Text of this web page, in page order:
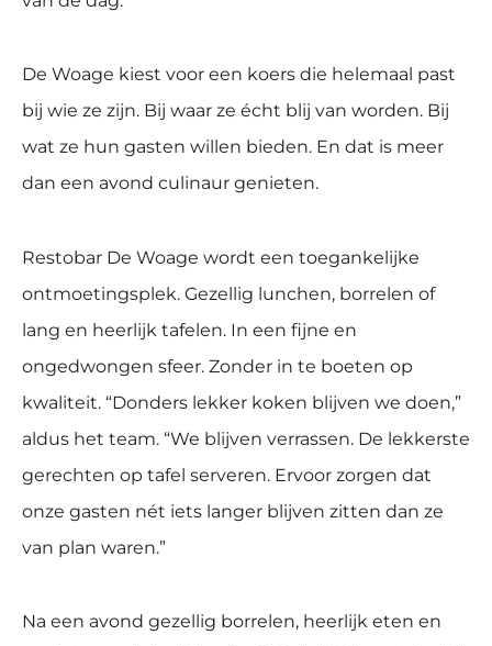
De Woage kiest voor een koers die helemaal past
bij wie ze zijn. Bij waar ze écht blij van worden. Bij
wat ze hun gasten willen bieden. En dat is meer
dan een avond culinaur genieten.
Restobar De Woage wordt een toegankelijke
ontmoetingsplek. Gezellig lunchen, borrelen of
lang en heerlijk tafelen. In een fijne en
ongedwongen sfeer. Zonder in te boeten op
kwaliteit. “Donders lekker koken blijven we doen,”
aldus het team. “We blijven verrassen. De lekkerste
gerechten op tafel serveren. Ervoor zorgen dat
onze gasten nét iets langer blijven zitten dan ze
van plan waren.”
Na een avond gezellig borrelen, heerlijk eten en